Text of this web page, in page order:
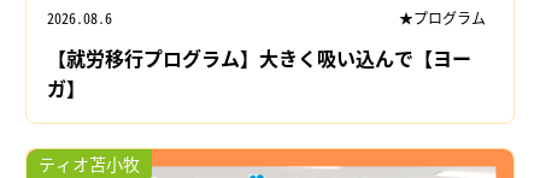
2026.08.6 ★プログラム
【就労移行プログラム】大きく吸い込んで【ヨー
ガ】
ティオ苫小牧